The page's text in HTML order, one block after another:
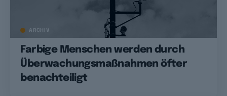
ARCHIV
Farbige Menschen werden durch
Überwachungsmaßnahmen öfter
benachteiligt